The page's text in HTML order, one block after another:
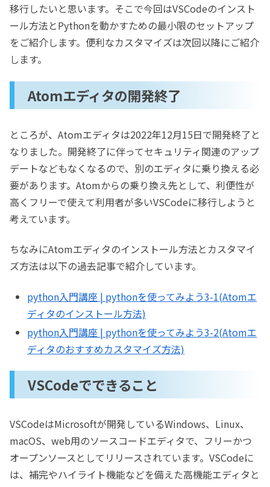
移行したいと思います。そこで今回はVSCodeのインスト
ール方法とPythonを動かすための最小限のセットアップ
をご紹介します。便利なカスタマイズは次回以降にご紹介
します。
Atomエディタの開発終了
ところが、Atomエディタは2022年12月15日で開発終了と
なりました。開発終了に伴ってセキュリティ関連のアップ
デートなどもなくなるので、別のエディタに乗り換える必
要があります。Atomからの乗り換え先として、利便性が
高くフリーで使えて利用者が多いVSCodeに移行しようと
考えています。
ちなみにAtomエディタのインストール方法とカスタマイ
ズ方法は以下の過去記事で紹介しています。
python入門講座 | pythonを使ってみよう3-1(Atomエ
ディタのインストール方法)
python入門講座 | pythonを使ってみよう3-2(Atomエ
ディタのおすすめカスタマイズ方法)
VSCodeでできること
VSCodeはMicrosoftが開発しているWindows、Linux、
macOS、web用のソースコードエディタで、フリーかつ
オープンソースとしてリリースされています。VSCodeに
は、補完やハイライト機能などを備えた高機能エディタと